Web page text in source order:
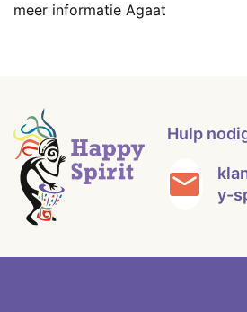
meer informatie Agaat
Hulp
y-